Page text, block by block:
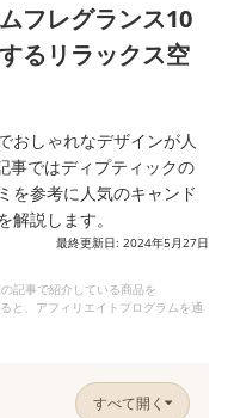
フレグランス10
るリラックス空
おしゃれなデザインが人
事ではディプティックの
を参考に人気のキャンド
説します。
最終更新日: 2024年5月27日
記事で紹介している商品を
と、アフィリエイトプログラムを通
すべて開く